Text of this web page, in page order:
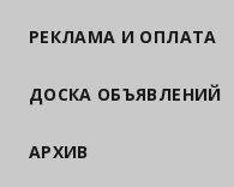
РЕКЛАМА И ОПЛАТА
ДОСКА ОБЪЯВЛЕНИЙ
АРХИВ